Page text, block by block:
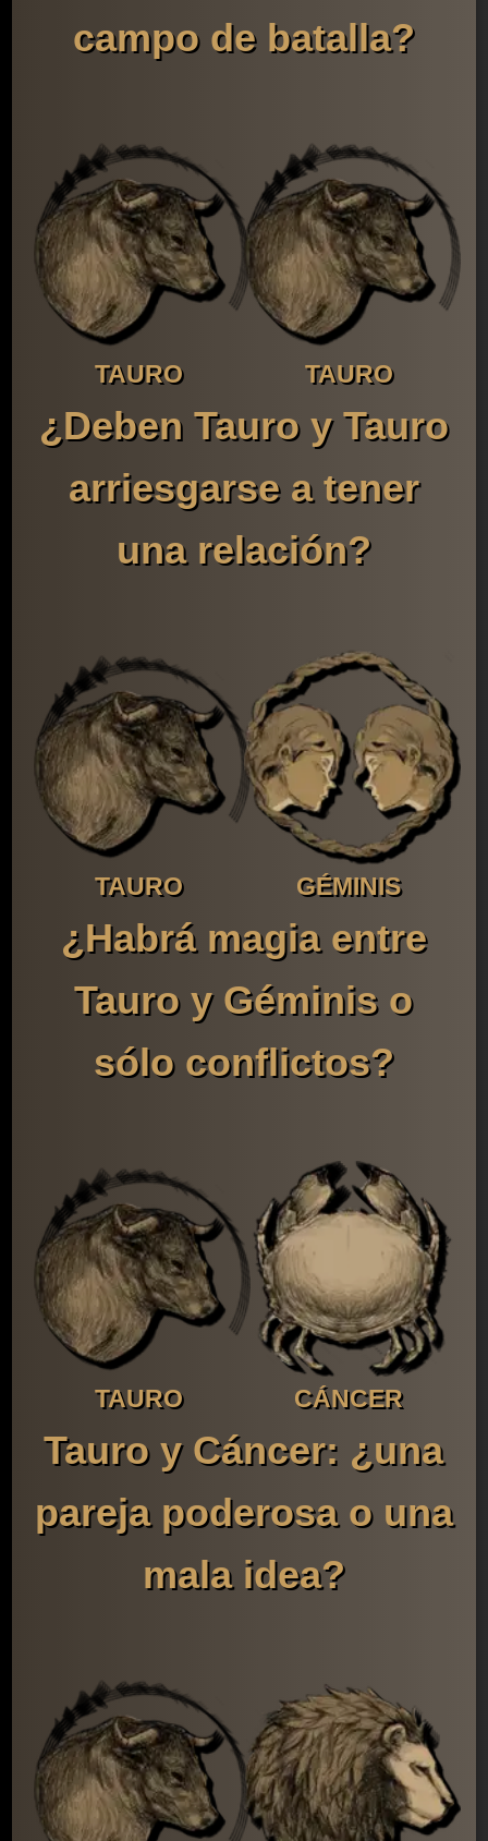
campo de batalla?
TAURO TAURO
¿Deben Tauro y Tauro
arriesgarse a tener
una relación?
TAURO GÉMINIS
¿Habrá magia entre
Tauro y Géminis o
sólo conflictos?
TAURO CÁNCER
Tauro y Cáncer: ¿una
pareja poderosa o una
mala idea?